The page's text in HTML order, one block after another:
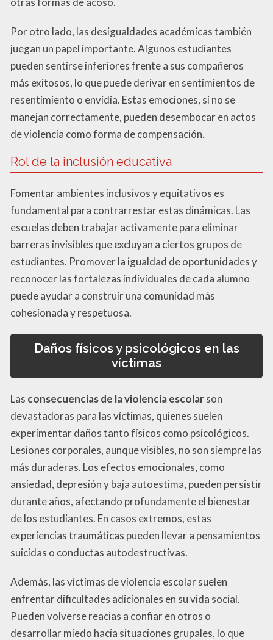
Por otro lado, las desigualdades académicas también
juegan un papel importante. Algunos estudiantes
pueden sentirse inferiores frente a sus compañeros
más exitosos, lo que puede derivar en sentimientos de
resentimiento o envidia. Estas emociones, si no se
manejan correctamente, pueden desembocar en actos
de violencia como forma de compensación.
Rol de la inclusión educativa
Fomentar ambientes inclusivos y equitativos es
fundamental para contrarrestar estas dinámicas. Las
escuelas deben trabajar activamente para eliminar
barreras invisibles que excluyan a ciertos grupos de
estudiantes. Promover la igualdad de oportunidades y
reconocer las fortalezas individuales de cada alumno
puede ayudar a construir una comunidad más
cohesionada y respetuosa.
Daños físicos y psicológicos en las
víctimas
Las consecuencias de la violencia escolarson
devastadoras para las víctimas, quienes suelen
experimentar daños tanto físicos como psicológicos.
Lesiones corporales, aunque visibles, no son siempre las
más duraderas. Los efectos emocionales, como
ansiedad, depresión y baja autoestima, pueden persistir
durante años, afectando profundamente el bienestar
de los estudiantes. En casos extremos, estas
experiencias traumáticas pueden llevar a pensamientos
suicidas o conductas autodestructivas.
Además, las víctimas de violencia escolar suelen
enfrentar dificultades adicionales en su vida social.
Pueden volverse reacias a confiar en otros o
desarrollar miedo hacia situaciones grupales, lo que